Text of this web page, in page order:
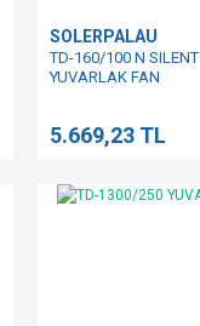
SOLERPALAU
TD-160/100 N SILENT
YUVARLAK FAN
5.669,23 TL